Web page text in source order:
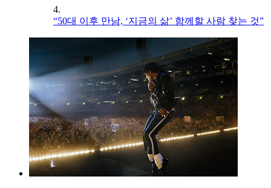
4.
“50대 이후 만남, ‘지금의 삶’ 함께할 사람 찾는 것”